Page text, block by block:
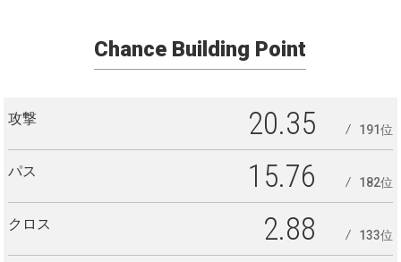
Chance Building Point
攻撃 20.35 191位
パス 15.76 182位
クロス 2.88 133位